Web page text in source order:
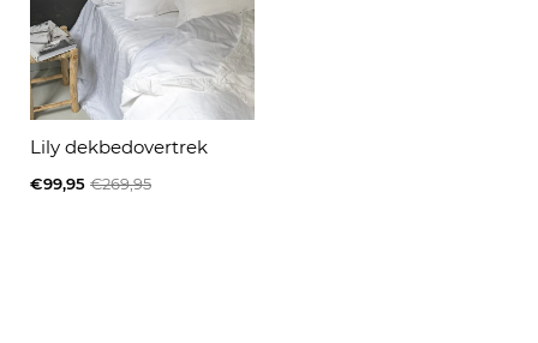
Lily dekbedovertrek
€99,95 €269,95